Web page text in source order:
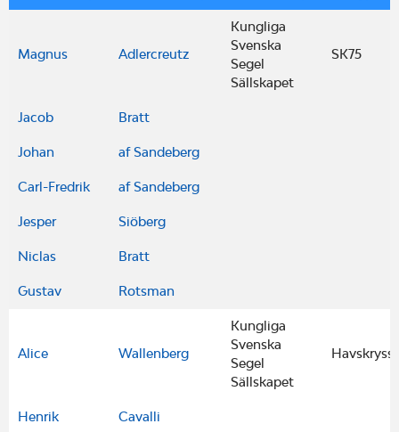
Magnus Adlercreutz
Kungliga
Svenska
Segel
Sällskapet
SK75
Jacob Bratt
Johan af Sandeberg
Carl-Fredrik af Sandeberg
Jesper Siöberg
Niclas Bratt
Gustav Rotsman
Alice Wallenberg
Kungliga
Svenska
Segel
Sällskapet
Henrik Cavalli